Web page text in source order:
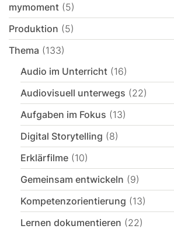
mymoment (5)
Produktion (5)
Thema (133)
Audio im Unterricht (16)
Audiovisuell unterwegs (22)
Aufgaben im Fokus (13)
Digital Storytelling (8)
Erklärfilme (10)
Gemeinsam entwickeln (9)
Kompetenzorientierung (13)
Lernen dokumentieren (22)